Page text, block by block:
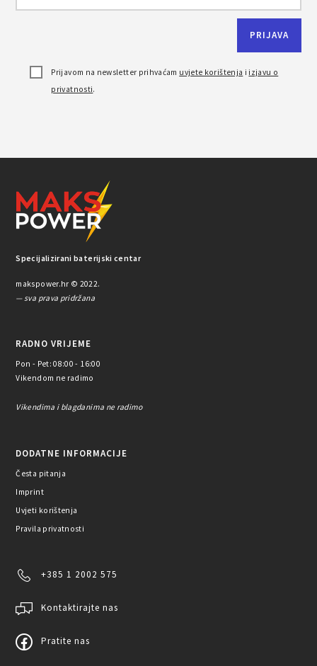
Prijavom na newsletter prihvaćam uvjete korištenja i izjavu o
privatnosti.
Specijalizirani baterijski centar
makspower.hr © 2022.
— sva prava pridržana
RADNO VRIJEME
Pon - Pet: 08:00 - 16:00
Vikendom ne radimo
Vikendima i blagdanima ne radimo
DODATNE INFORMACIJE
Česta pitanja
Imprint
Uvjeti korištenja
Pravila privatnosti
+385 1 2002 575
Kontaktirajte nas
Pratite nas